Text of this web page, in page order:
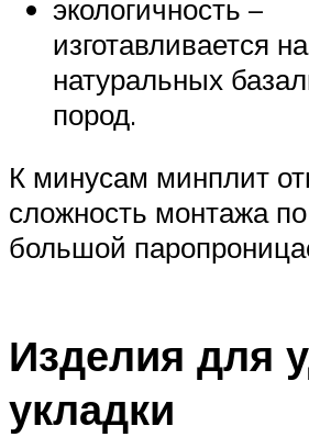
экологичность –
изготавливается
натуральных
пород.
К минусам минплит
сложность монтажа
большой
Изделия для
укладки